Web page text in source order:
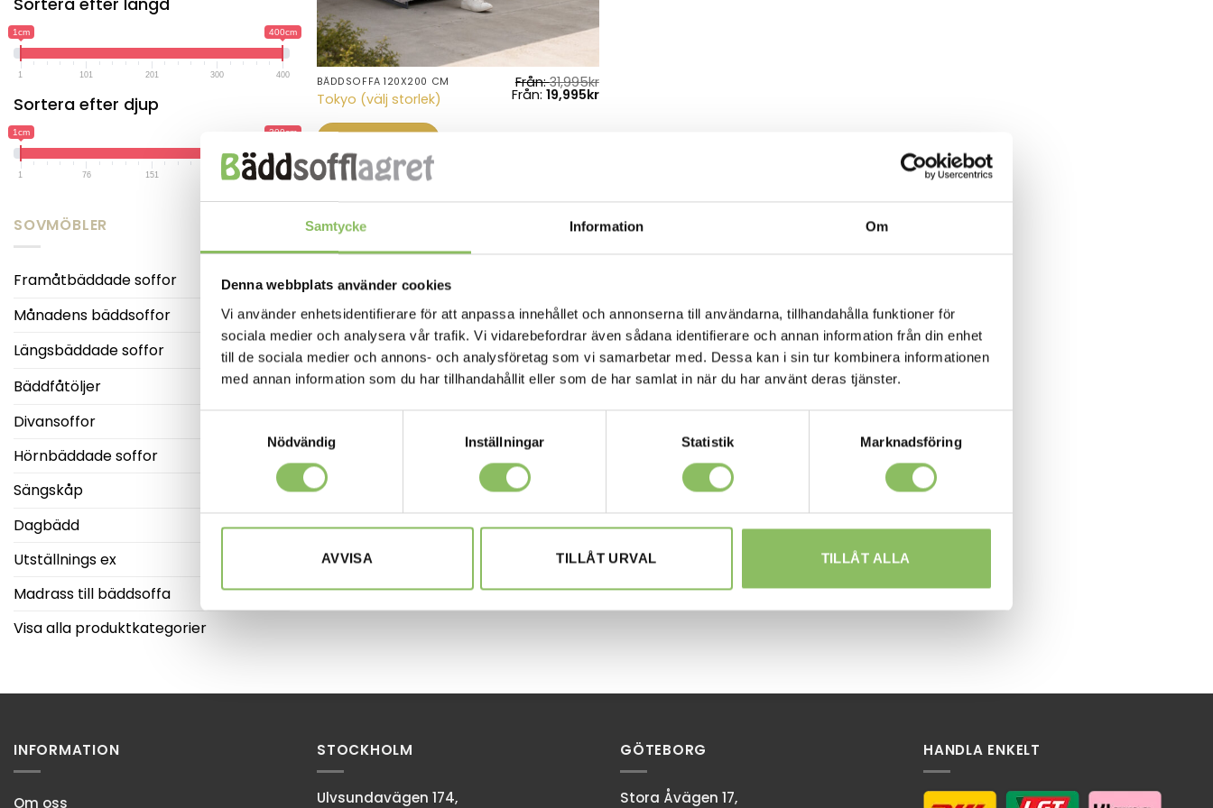
Samtycke Information Om
Denna webbplats använder cookies
Vi använder enhetsidentifierare för att anpassa innehållet och annonserna till användarna, tillhandahålla funktioner för
sociala medier och analysera vår trafik. Vi vidarebefordrar även sådana identifierare och annan information från din enhet
till de sociala medier och annons- och analysföretag som vi samarbetar med. Dessa kan i sin tur kombinera informationen
med annan information som du har tillhandahållit eller som de har samlat in när du har använt deras tjänster.
Nödvändig
Inställningar Statistik Marknadsföring
AVVISA TILLÅT URVAL TILLÅT ALLA
1cm 400cm
1 101 201 300 400
Sortera efter djup
1cm 300cm
1 76 151 225 300
SOVMÖBLER
Framåtbäddade soffor
Månadens bäddsoffor
Längsbäddade soffor
Bäddfåtöljer
Divansoffor
Hörnbäddade soffor
Sängskåp
Dagbädd
Utställnings ex
Madrass till bäddsoffa
Visa alla produktkategorier
BÄDDSOFFA 120X200 CM
Tokyo (välj storlek)
Från:31,995kr
Från: 19,995kr
Den
här
produkten
flera
olika
alternativen
väljas
på
produktsidan
INFORMATION
Om oss
STOCKHOLM
Ulvsundavägen 174,
GÖTEBORG
Stora Åvägen 17,
HANDLA ENKELT